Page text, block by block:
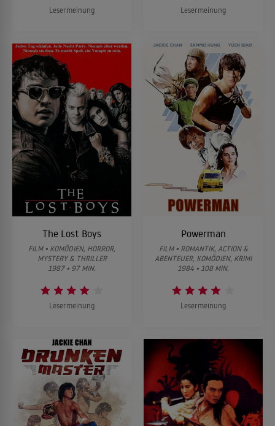
Lesermeinung Lesermeinung
The Lost Boys
FILM • KOMÖDIEN, HORROR,
MYSTERY & THRILLER
1987 • 97 MIN.
Lesermeinung
Powerman
FILM • ROMANTIK, ACTION &
ABENTEUER, KOMÖDIEN, KRIMI
1984 • 108 MIN.
Lesermeinung